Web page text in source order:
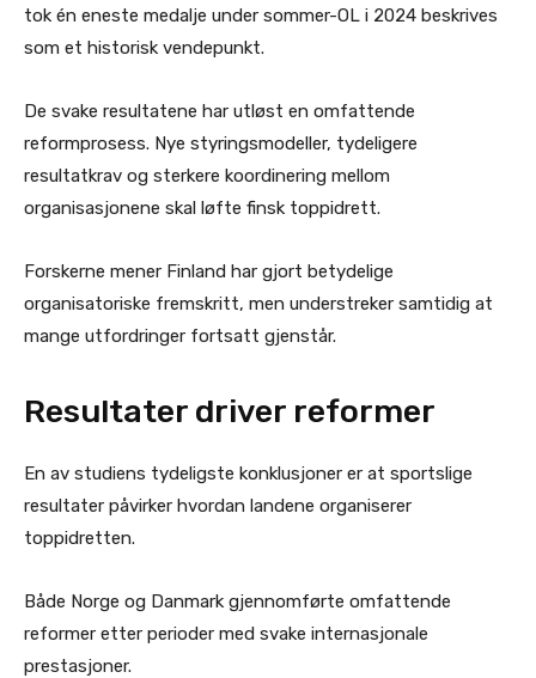
tok én eneste medalje under sommer-OL i 2024 beskrives
som et historisk vendepunkt.
De svake resultatene har utløst en omfattende
reformprosess. Nye styringsmodeller, tydeligere
resultatkrav og sterkere koordinering mellom
organisasjonene skal løfte finsk toppidrett.
Forskerne mener Finland har gjort betydelige
organisatoriske fremskritt, men understreker samtidig at
mange utfordringer fortsatt gjenstår.
Resultater driver reformer
En av studiens tydeligste konklusjoner er at sportslige
resultater påvirker hvordan landene organiserer
toppidretten.
Både Norge og Danmark gjennomførte omfattende
reformer etter perioder med svake internasjonale
prestasjoner.